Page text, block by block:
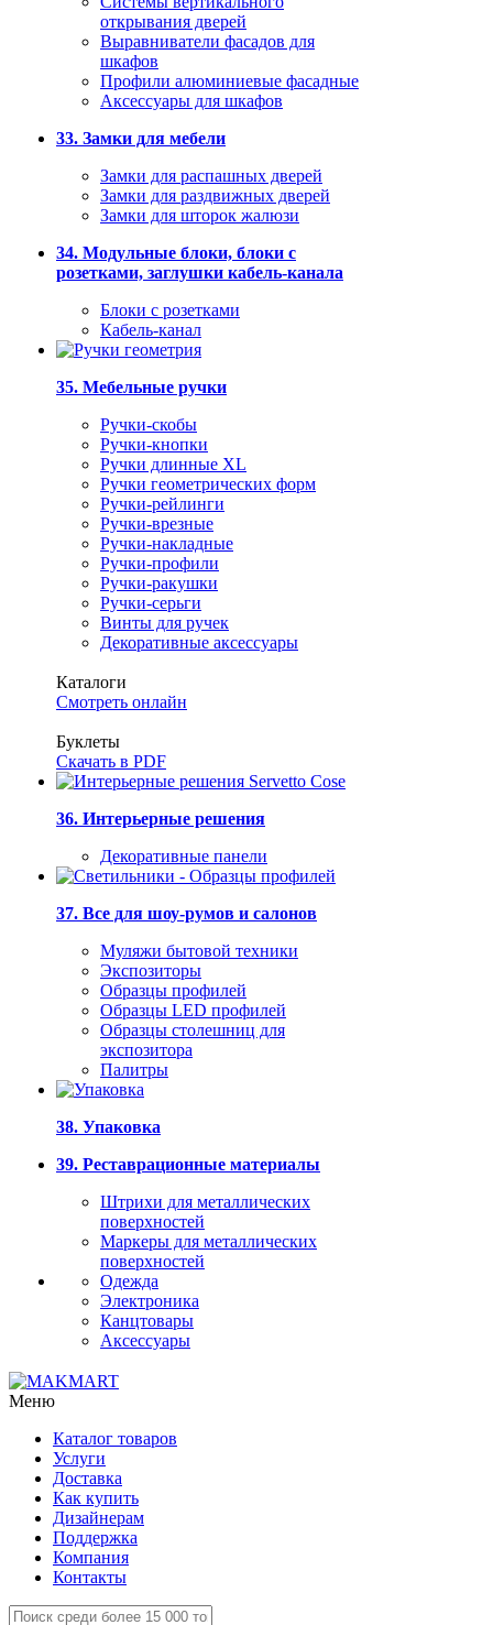
открывания дверей
Выравниватели фасадов для
шкафов
Профили алюминиевые фасадные
Аксессуары для шкафов
33. Замки для мебели
Замки для распашных дверей
Замки для раздвижных дверей
Замки для шторок жалюзи
34. Модульные блоки, блоки с
розетками, заглушки кабель-канала
Блоки с розетками
Кабель-канал
35. Мебельные ручки
Ручки-скобы
Ручки-кнопки
Ручки длинные XL
Ручки геометрических форм
Ручки-рейлинги
Ручки-врезные
Ручки-накладные
Ручки-профили
Ручки-ракушки
Ручки-серьги
Винты для ручек
Декоративные аксессуары
Каталоги
Смотреть онлайн
Буклеты
Скачать в PDF
36. Интерьерные решения
Декоративные панели
37. Все для шоу-румов и салонов
Муляжи бытовой техники
Экспозиторы
Образцы профилей
Образцы LED профилей
Образцы столешниц для
экспозитора
Палитры
38. Упаковка
39. Реставрационные материалы
Штрихи для металлических
поверхностей
Маркеры для металлических
поверхностей
Одежда
Электроника
Канцтовары
Аксессуары
Меню
Каталог товаров
Услуги
Доставка
Как купить
Дизайнерам
Поддержка
Компания
Контакты